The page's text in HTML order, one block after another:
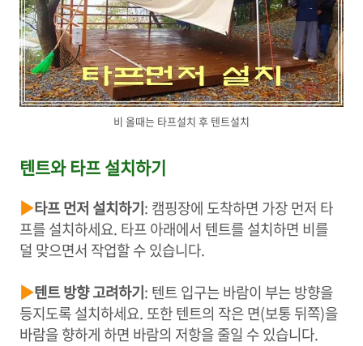
비 올때는 타프설치 후 텐트설치
텐트와 타프 설치하기
▶타프 먼저 설치하기: 캠핑장에 도착하면 가장 먼저 타
프를 설치하세요. 타프 아래에서 텐트를 설치하면 비를
덜 맞으면서 작업할 수 있습니다.
▶텐트 방향 고려하기: 텐트 입구는 바람이 부는 방향을
등지도록 설치하세요. 또한 텐트의 작은 면(보통 뒤쪽)을
바람을 향하게 하면 바람의 저항을 줄일 수 있습니다.